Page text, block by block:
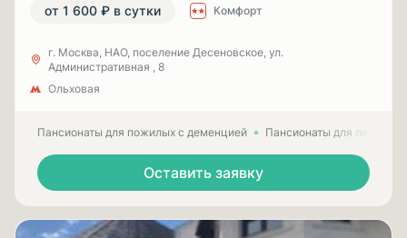
от 1 600 ₽ в сутки Комфорт
г. Москва, НАО, поселение Десеновское, ул.
Административная , 8
Ольховая
Пансионаты для пожилых с деменцией Пансионаты для
Оставить заявку